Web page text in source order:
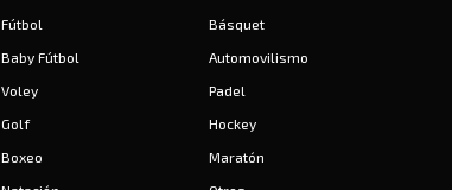
Fútbol
Básquet
Baby Fútbol
Automovilismo
Voley
Padel
Golf
Hockey
Boxeo
Maratón